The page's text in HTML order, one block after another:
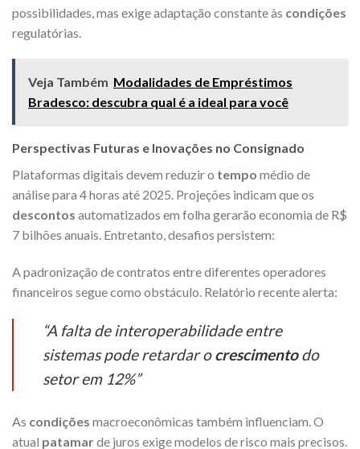
possibilidades, mas exige adaptação constante às condições
regulatórias.
Veja Também Modalidades de Empréstimos
Bradesco: descubra qual é a ideal para você
Perspectivas Futuras e Inovações no Consignado
Plataformas digitais devem reduzir o tempo médio de
análise para 4 horas até 2025. Projeções indicam que os
descontos automatizados em folha gerarão economia de R$
7 bilhões anuais. Entretanto, desafios persistem:
A padronização de contratos entre diferentes operadores
financeiros segue como obstáculo. Relatório recente alerta:
“A falta de interoperabilidade entre
sistemas pode retardar ocrescimentodo
setor em 12%”
As condições macroeconômicas também influenciam. O
atual patamarde juros exige modelos de risco mais precisos.